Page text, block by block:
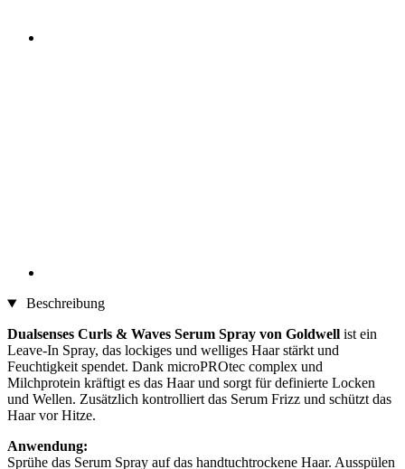
Beschreibung
Dualsenses Curls & Waves Serum Spray von Goldwell ist ein
Leave-In Spray, das lockiges und welliges Haar stärkt und
Feuchtigkeit spendet. Dank microPROtec complex und
Milchprotein kräftigt es das Haar und sorgt für definierte Locken
und Wellen. Zusätzlich kontrolliert das Serum Frizz und schützt das
Haar vor Hitze.
Anwendung:
Sprühe das Serum Spray auf das handtuchtrockene Haar. Ausspülen